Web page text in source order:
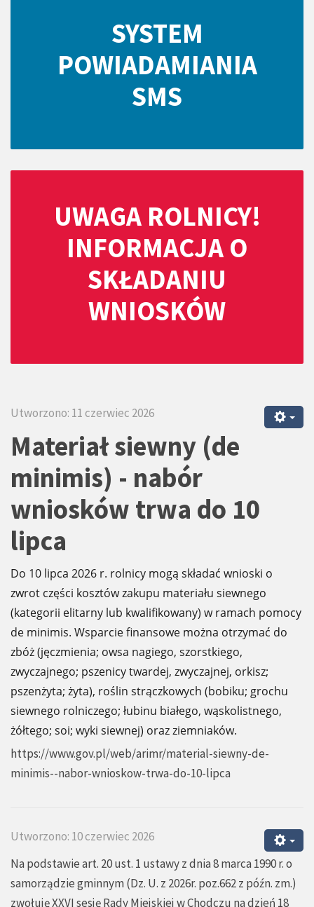
SYSTEM
POWIADAMIANIA
SMS
UWAGA ROLNICY!
INFORMACJA O
SKŁADANIU
WNIOSKÓW
Utworzono: 11 czerwiec 2026
Materiał siewny (de
minimis) - nabór
wniosków trwa do 10
lipca
Do 10 lipca 2026 r. rolnicy mogą składać wnioski o
zwrot części kosztów zakupu materiału siewnego
(kategorii elitarny lub kwalifikowany) w ramach pomocy
de minimis. Wsparcie finansowe można otrzymać do
zbóż (jęczmienia; owsa nagiego, szorstkiego,
zwyczajnego; pszenicy twardej, zwyczajnej, orkisz;
pszenżyta; żyta), roślin strączkowych (bobiku; grochu
siewnego rolniczego; łubinu białego, wąskolistnego,
żółtego; soi; wyki siewnej) oraz ziemniaków.
https://www.gov.pl/web/arimr/material-siewny-de-
minimis--nabor-wnioskow-trwa-do-10-lipca
Utworzono: 10 czerwiec 2026
Na podstawie art. 20 ust. 1 ustawy z dnia 8 marca 1990 r. o
samorządzie gminnym (Dz. U. z 2026r. poz.662 z późn. zm.)
zwołuję XXVI sesję Rady Miejskiej w Chodczu na dzień 18